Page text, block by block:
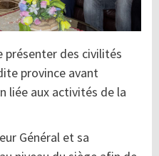
présenter des civilités
province avant
liée aux activités de la
Général et sa